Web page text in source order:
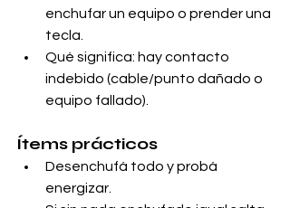
enchufar un equipo o prender una
tecla.
Qué significa: hay contacto
indebido (cable/punto dañado o
equipo fallado).
Ítems prácticos
Desenchufá todo y probá
energizar.